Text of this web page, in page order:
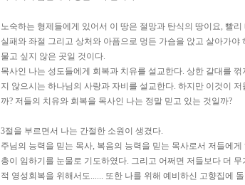
노숙하는 형제들에게 있어서 이 땅은 절망과 탄식의 땅이요, 빨
실패와 좌절 그리고 상처와 아픔으로 멍든 가슴을 앉고 살아가야
물고 싶지 않은 곳일 것이다.
목사인 나는 성도들에게 회복과 치유를 설교한다. 상한 갈대를
지 않으시는 하나님의 사랑과 자비를 설교한다. 하지만 이것이
까? 저들의 치유와 회복을 목사인 나는 정말 믿고 있는 것일까?
3절을 부르면서 나는 간절한 소원이 생겼다.
주님의 능력을 믿는 목사, 복음의 능력을 믿는 목사로서 저들에
총이 임하기를 눈물로 기도하였다. 그리고 어쩌면 저들보다 더
적 영성회복을 위해서도...... 또한 나를 위해 예비하신 고향집에